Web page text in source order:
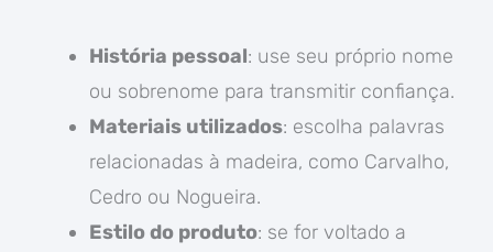
História pessoal: use seu próprio nome
ou sobrenome para transmitir confiança.
Materiais utilizados: escolha palavras
relacionadas à madeira, como Carvalho,
Cedro ou Nogueira.
Estilo do produto: se for voltado a